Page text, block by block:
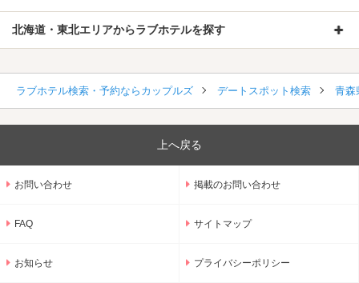
北海道・東北エリアからラブホテルを探す
ラブホテル検索・予約ならカップルズ デートスポット検索 青森
上へ戻る
お問い合わせ 掲載のお問い合わせ
FAQ サイトマップ
お知らせ プライバシーポリシー